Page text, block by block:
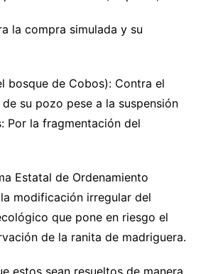
la compra simulada y su
bosque de Cobos): Contra el
su pozo pese a la suspensión
Por la fragmentación del
Estatal de Ordenamiento
modificación irregular del
que pone en riesgo el
de la ranita de madriguera.
estos sean resueltos de manera